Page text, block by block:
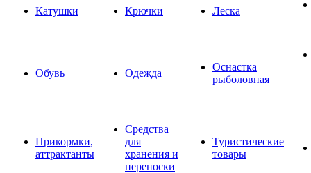
Катушки Крючки Леска
Обувь Одежда
Оснастка
рыболовная
Прикормки,
аттрактанты
Средства
для
хранения и
переноски
Туристические
товары